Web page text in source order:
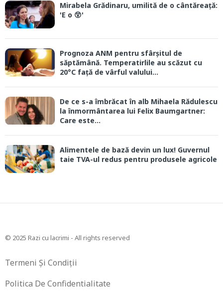
Mirabela Grădinaru, umilită de o cântăreață:
'E o 😲'
Prognoza ANM pentru sfârșitul de
săptămână. Temperatirlile au scăzut cu
20°C față de vârful valului...
De ce s-a îmbrăcat în alb Mihaela Rădulescu
la înmormântarea lui Felix Baumgartner:
Care este...
Alimentele de bază devin un lux! Guvernul
taie TVA-ul redus pentru produsele agricole
© 2025 Razi cu lacrimi - All rights reserved
Termeni Și Condiții
Politica De Confidentialitate